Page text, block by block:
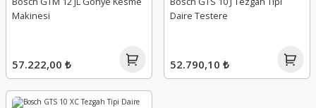
Makinesi
57.222,00 ₺
Daire Testere
52.790,10 ₺